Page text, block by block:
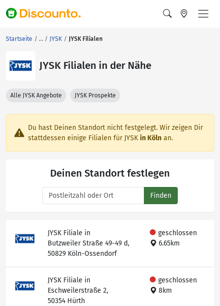
Startseite JYSK JYSK Filialen
JYSK Filialen in der Nähe
Alle JYSK Angebote JYSK Prospekte
Du hast Deinen Standort nicht festgelegt. Wir zeigen Dir
stattdessen einige Filialen für JYSK in Köln an.
Deinen Standort festlegen
Finden
JYSK Filiale in
Butzweiler Straße 49-49 d,
50829 Köln-Ossendorf
geschlossen
6.65km
JYSK Filiale in
Eschweilerstraße 2,
50354 Hürth
geschlossen
8km